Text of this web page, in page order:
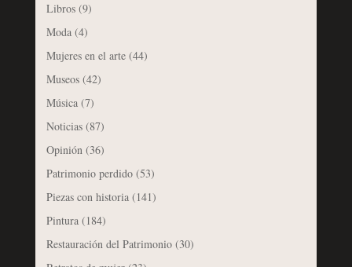
Libros(9)
Moda(4)
Mujeres en el arte(44)
Museos(42)
Música(7)
Noticias(87)
Opinión(36)
Patrimonio perdido(53)
Piezas con historia(141)
Pintura(184)
Restauración del Patrimonio(30)